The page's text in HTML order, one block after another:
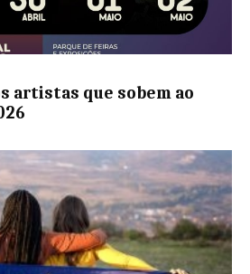
artistas que sobem ao